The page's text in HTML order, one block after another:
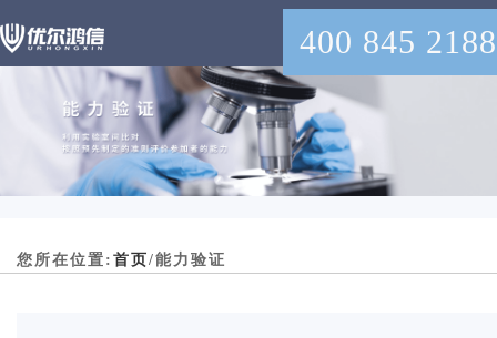
400 845 2188
您所在位置: 首页/能力验证